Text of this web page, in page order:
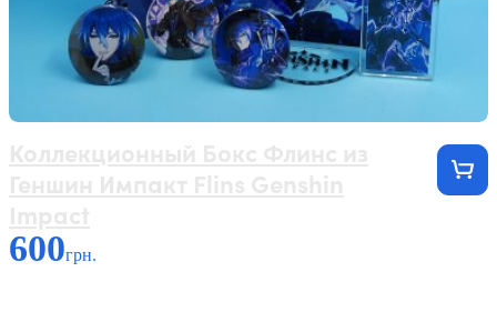
600грн.